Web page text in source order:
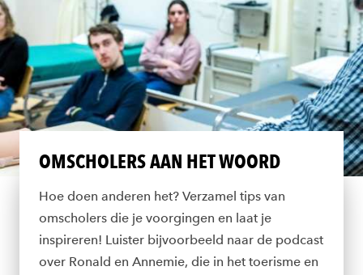
OMSCHOLERS AAN HET WOORD
Hoe doen anderen het? Verzamel tips van
omscholers die je voorgingen en laat je
inspireren! Luister bijvoorbeeld naar de podcast
over Ronald en Annemie, die in het toerisme en